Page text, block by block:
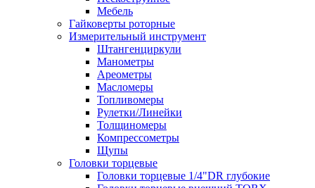
Мебель
Гайковерты роторные
Измерительный инструмент
Штангенциркули
Манометры
Ареометры
Масломеры
Топливомеры
Рулетки/Линейки
Толщиномеры
Компрессометры
Щупы
Головки торцевые
Головки торцевые 1/4"DR глубокие